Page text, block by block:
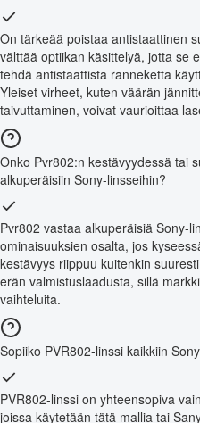
On tärkeää poistaa antistaattinen
välttää optiikan käsittelyä, jotta se
tehdä antistaattista ranneketta
Yleiset virheet, kuten väärän
taivuttaminen, voivat vaurioittaa
Onko Pvr802:n kestävyydessä tai
alkuperäisiin Sony-linsseihin?
Pvr802 vastaa alkuperäisiä Sony-
ominaisuuksien osalta, jos
kestävyys riippuu kuitenkin
erän valmistuslaadusta, sillä
vaihteluita.
Sopiiko PVR802-linssi kaikkiin
PVR802-linssi on yhteensopiva
joissa käytetään tätä mallia tai